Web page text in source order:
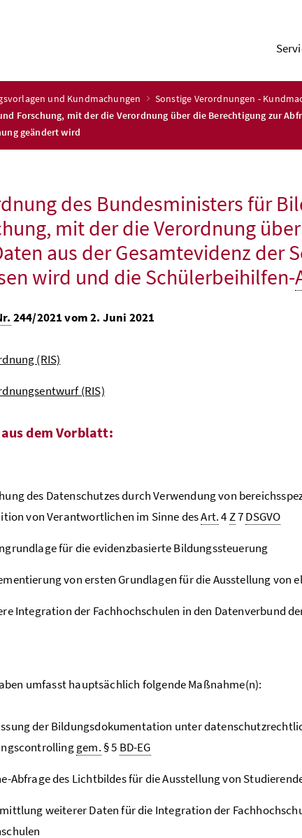
und Kundmachungen
Sonstige Verordnungen -
Forschung, mit der die Verordnung über die Berechtigung zur
geändert wird
des Bundesministers für
mit der die Verordnung
aus der Gesamtevidenz der
wird und die Schülerbeihilfen-
244/2021 vom 2. Juni 2021
(RIS)
(RIS)
aus dem Vorblatt:
des Datenschutzes durch Verwendung von
von Verantwortlichen im Sinne desArt.4Z7DSGVO
für die evidenzbasierte Bildungssteuerung
von ersten Grundlagen für die Ausstellung von
Integration der Fachhochschulen in den Datenverbund
umfasst hauptsächlich folgende Maßnahme(n):
der Bildungsdokumentation unter
gem.§ 5 BD-EG
Abfrage des Lichtbildes für die Ausstellung von
weiterer Daten für die Integration der